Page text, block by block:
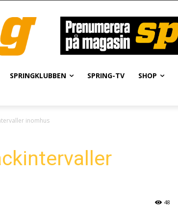
SPRINGKLUBBEN SPRING-TV SHOP
inomhus
48